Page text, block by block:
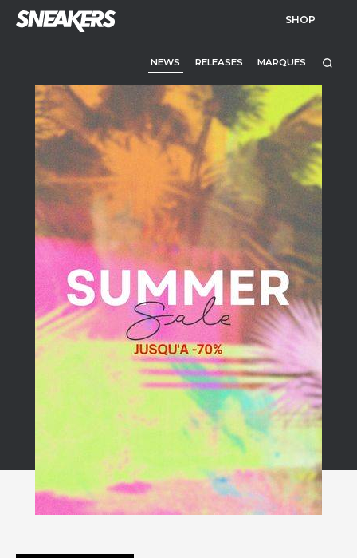
SHOP
NEWS RELEASES MARQUES